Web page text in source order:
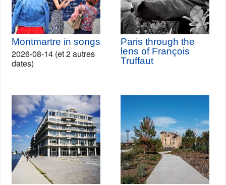
Montmartre in songs
2026-08-14 (et 2 autres
dates)
Paris through the
lens of François
Truffaut